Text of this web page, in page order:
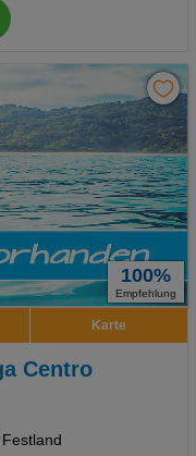
100%
Empfehlung
Karte
Centro